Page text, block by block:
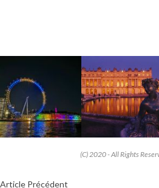
(C) 2020 - All Rights
Article Précédent